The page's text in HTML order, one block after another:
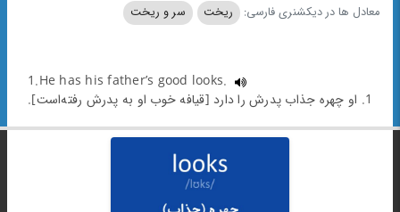
معادل ها در دیکشنری فارسی: ریخت سر و ریخت
1.He has his father’s good looks.
1. او چهره جذاب پدرش را دارد [قیافه خوب او به پدرش رفته‌است].